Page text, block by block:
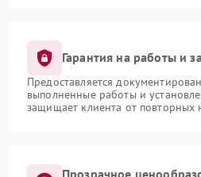
Гарантия на работы и
Предоставляется
выполненные работы и
защищает клиента от повторных
Прозрачное